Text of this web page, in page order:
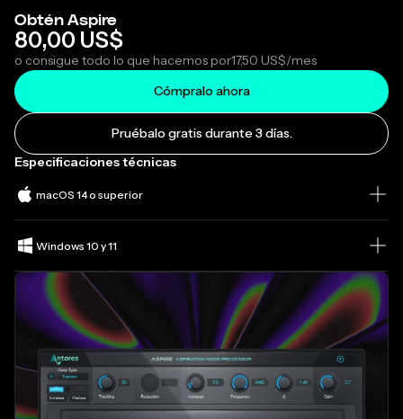
Obtén Aspire
80,00 US$
o consigue todo lo que hacemos por17,50 US$/mes
Cómpralo ahora
Pruébalo gratis durante 3 días.
Especificaciones técnicas
macOS 14 o superior
Windows 10 y 11